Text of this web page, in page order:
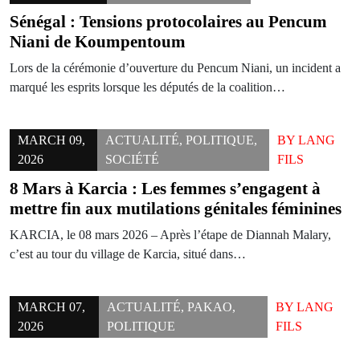
Sénégal : Tensions protocolaires au Pencum
Niani de Koumpentoum
Lors de la cérémonie d’ouverture du Pencum Niani, un incident a
marqué les esprits lorsque les députés de la coalition…
MARCH 09,
2026
ACTUALITÉ,POLITIQUE,
SOCIÉTÉ
BY LANG
FILS
8 Mars à Karcia : Les femmes s’engagent à
mettre fin aux mutilations génitales féminines
KARCIA, le 08 mars 2026 – Après l’étape de Diannah Malary,
c’est au tour du village de Karcia, situé dans…
MARCH 07,
2026
ACTUALITÉ,PAKAO,
POLITIQUE
BY LANG
FILS